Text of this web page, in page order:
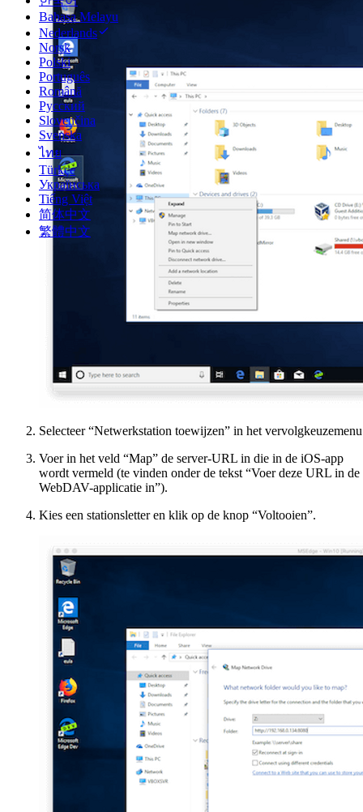
Bahasa Melayu
Nederlands
Norsk
Polski
Português
Română
Русский
Slovenčina
Svenska
ไทย
Türkçe
Українська
Tiếng Việt
简体中文
繁體中文
Selecteer “Netwerkstation toewijzen” in het
Voer in het veld “Map” de server-URL in die in de iOS-app
wordt vermeld (te vinden onder de tekst “Voer deze URL in de
WebDAV-applicatie in”).
Kies een stationsletter en klik op de knop “Voltooien”.